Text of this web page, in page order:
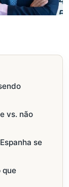
vs. não
se
que